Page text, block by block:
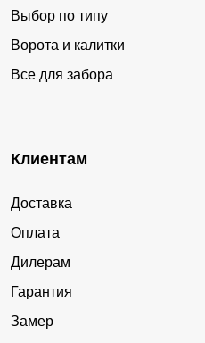
Выбор по типу
Ворота и калитки
Все для забора
Клиентам
Доставка
Оплата
Дилерам
Гарантия
Замер